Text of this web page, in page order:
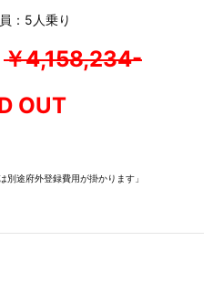
：5人乗り
￥4,158,234-
OUT
別途府外登録費用が掛かります」